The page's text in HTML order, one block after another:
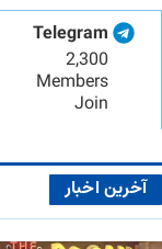
Telegram
2,300
Members
Join
آخرین اخبار